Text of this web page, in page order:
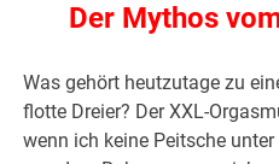
Der Mythos
Was gehört heutzutage zu
flotte Dreier? Der XXL-
wenn ich keine Peitsche